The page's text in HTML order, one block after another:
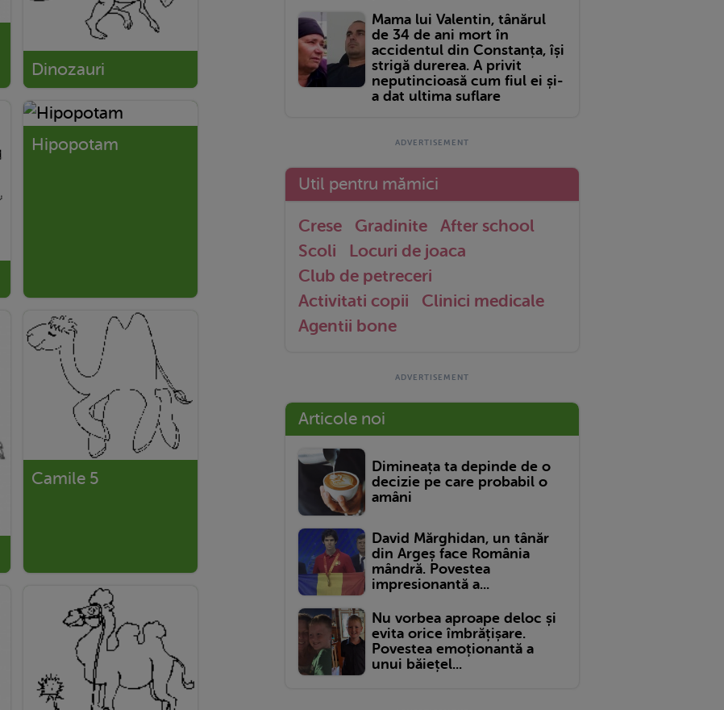
Dinozauri
Hipopotam
Camile 5
Mama lui Valentin, tânărul
de 34 de ani mort în
accidentul din Constanța, își
strigă durerea. A privit
neputincioasă cum fiul ei și-
a dat ultima suflare
Util pentru mămici
Crese Gradinite
After school
Scoli
Locuri de joaca
Club de petreceri
Activitati copii
Clinici medicale
Agentii bone
Articole noi
Dimineața ta depinde de o
decizie pe care probabil o
amâni
David Mărghidan, un tânăr
din Argeș face România
mândră. Povestea
impresionantă a...
Nu vorbea aproape deloc și
evita orice îmbrățișare.
Povestea emoționantă a
unui băiețel...